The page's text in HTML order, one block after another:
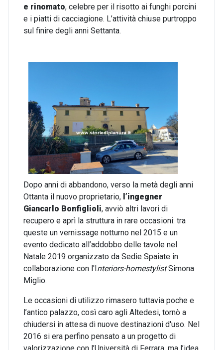
e rinomato, celebre per il risotto ai funghi porcini
e i piatti di cacciagione. L’attività chiuse purtroppo
sul finire degli anni Settanta.
Dopo anni di abbandono, verso la metà degli anni
Ottanta il nuovo proprietario, l’ingegner
Giancarlo Bonfiglioli, avviò altri lavori di
recupero e aprì la struttura in rare occasioni: tra
queste un vernissage notturno nel 2015 e un
evento dedicato all’addobbo delle tavole nel
Natale 2019 organizzato da Sedie Spaiate in
collaborazione con l'Interiors-homestylistSimona
Miglio.
Le occasioni di utilizzo rimasero tuttavia poche e
l’antico palazzo, così caro agli Altedesi, tornò a
chiudersi in attesa di nuove destinazioni d'uso. Nel
2016 si era perfino pensato a un progetto di